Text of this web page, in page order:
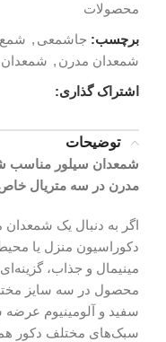
محصولات
برچسب: جاشمعی , شمع
شمعدان مدرن ,
اشتراک گذاری:
توضیحات
شمعدان سیلور مناسب
مدرن در سه متریال
اگر به دنبال یک
دکوراسیون منزل یا
مینیمال و جذاب،
محصول در سه سایز
سفید و آلومینیوم
سبک‌های مختلف دکور